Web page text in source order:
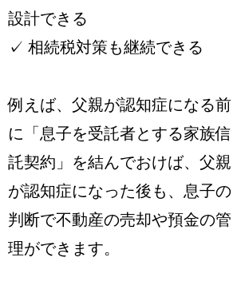
設計できる
✓ 相続税対策も継続できる
例えば、父親が認知症になる前
に「息子を受託者とする家族信
託契約」を結んでおけば、父親
が認知症になった後も、息子の
判断で不動産の売却や預金の管
理ができます。